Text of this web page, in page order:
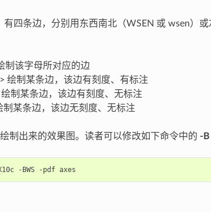
有四条边，分别用东西南北（WSEN 或 wsen）
制该字母所对应的边
绘制某条边，该边有刻度、有标注
制某条边，该边有刻度、无标注
某条边，该边无刻度、无标注
制出来的效果图。读者可以修改如下命令中的 -B
-BWS -pdf